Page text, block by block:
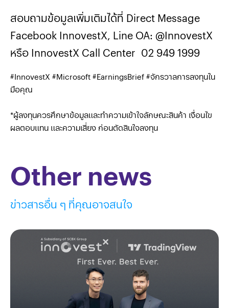
สอบถามข้อมูลเพิ่มเติมได้ที่ Direct Message
Facebook InnovestX, Line OA: @InnovestX
หรือ InnovestX Call Center 02 949 1999
#InnovestX #Microsoft #EarningsBrief #จักรวาลการลงทุนใน
มือคุณ
*ผู้ลงทุนควรศึกษาข้อมูลและทำความเข้าใจลักษณะสินค้า เงื่อนไข
ผลตอบแทน และความเสี่ยง ก่อนตัดสินใจลงทุน
Other news
ข่าวสารอื่น ๆ ที่คุณอาจสนใจ